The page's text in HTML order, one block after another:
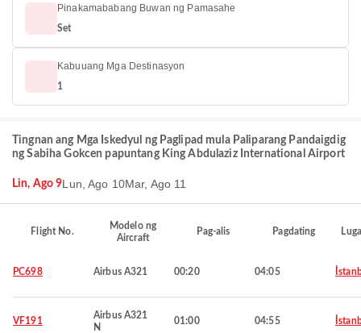
Pinakamababang Buwan ng Pamasahe
Set
Kabuuang Mga Destinasyon
1
Tingnan ang Mga Iskedyul ng Paglipad mula Paliparang Pandaigdig
ng Sabiha Gokcen papuntang King Abdulaziz International Airport
Lin, Ago 9Lun, Ago 10Mar, Ago 11
Flight No.
Modelo ng
Aircraft
Pag-alis Pagdating
PC698 Airbus A321 00:20 04:05
VF191
Airbus A321
N
01:00 04:55